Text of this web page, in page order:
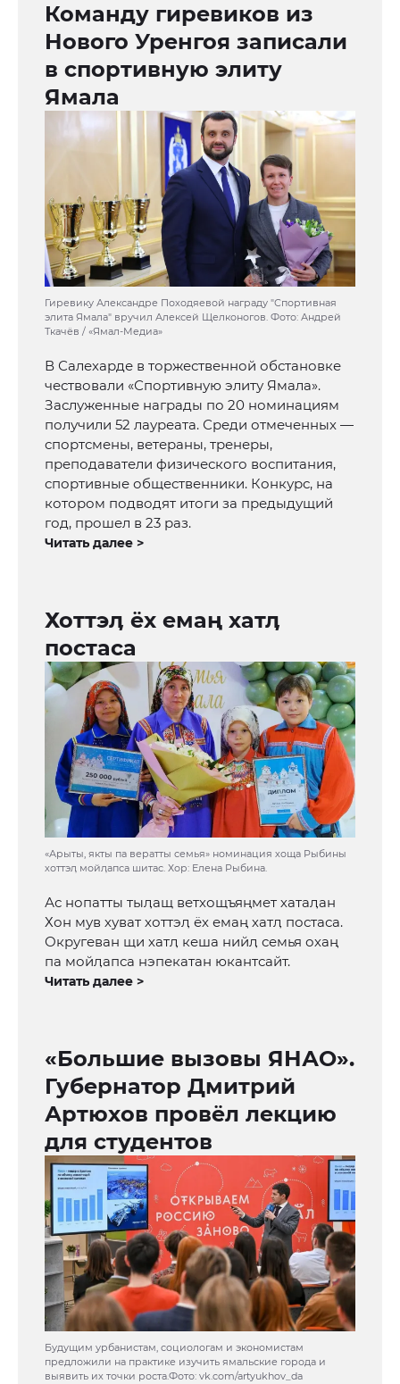
Команду гиревиков из
Нового Уренгоя записали
в спортивную элиту
Ямала
Гиревику Александре Походяевой награду "Спортивная
элита Ямала" вручил Алексей Щелконогов. Фото: Андрей
Ткачёв / «Ямал-Медиа»
В Салехарде в торжественной обстановке
чествовали «Спортивную элиту Ямала».
Заслуженные награды по 20 номинациям
получили 52 лауреата. Среди отмеченных —
спортсмены, ветераны, тренеры,
преподаватели физического воспитания,
спортивные общественники. Конкурс, на
котором подводят итоги за предыдущий
год, прошел в 23 раз.
Читать далее >
Хоттэӆ ёх емаң хатӆ
постаса
«Арыты, якты па вератты семья» номинация хоща Рыбины
хоттэӆ мойӆапса шитас. Хор: Елена Рыбина.
Ас нопатты тыӆащ ветхощъяңмет хатаӆан
Хон мув хуват хоттэӆ ёх емаң хатӆ постаса.
Округеван щи хатӆ кеша нийӆ семья охаң
па мойӆапса нэпекатан юкантсайт.
Читать далее >
«Большие вызовы ЯНАО».
Губернатор Дмитрий
Артюхов провёл лекцию
для студентов
Будущим урбанистам, социологам и экономистам
предложили на практике изучить ямальские города и
выявить их точки роста.Фото: vk.com/artyukhov_da